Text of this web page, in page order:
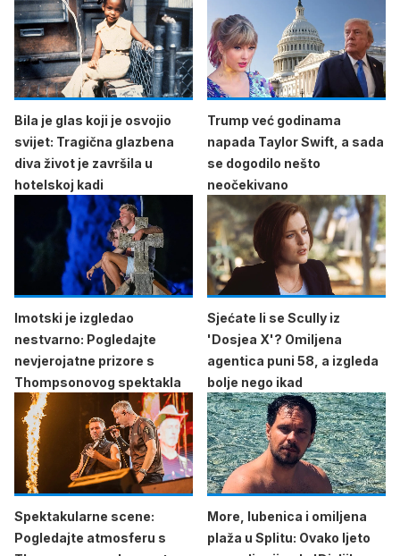
Bila je glas koji je osvojio
svijet: Tragična glazbena
diva život je završila u
hotelskoj kadi
Trump već godinama
napada Taylor Swift, a sada
se dogodilo nešto
neočekivano
Imotski je izgledao
nestvarno: Pogledajte
nevjerojatne prizore s
Thompsonovog spektakla
Sjećate li se Scully iz
'Dosjea X'? Omiljena
agentica puni 58, a izgleda
bolje nego ikad
Spektakularne scene:
Pogledajte atmosferu s
More, lubenica i omiljena
plaža u Splitu: Ovako ljeto